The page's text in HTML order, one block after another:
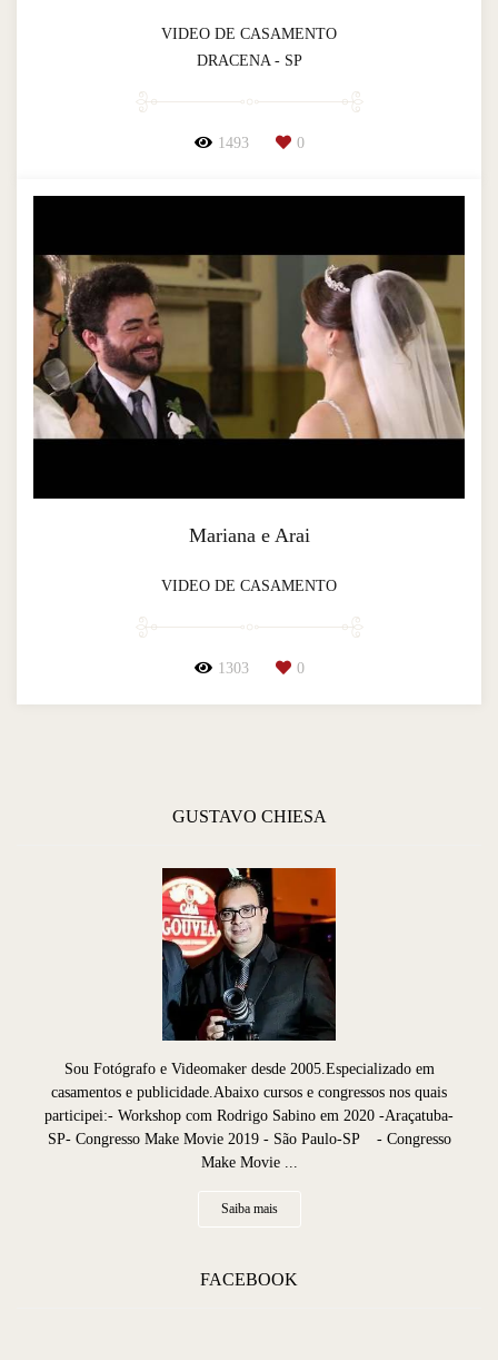
VIDEO DE CASAMENTO
DRACENA - SP
1493 0
Mariana e Arai
VIDEO DE CASAMENTO
1303 0
GUSTAVO CHIESA
Sou Fotógrafo e Videomaker desde 2005.Especializado em
casamentos e publicidade.Abaixo cursos e congressos nos quais
participei:- Workshop com Rodrigo Sabino em 2020 -Araçatuba-
SP- Congresso Make Movie 2019 - São Paulo-SP - Congresso
Make Movie ...
Saiba mais
FACEBOOK